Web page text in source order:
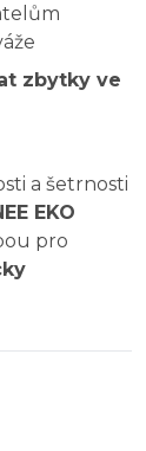
zbytky ve
a šetrnosti
EKO
pro